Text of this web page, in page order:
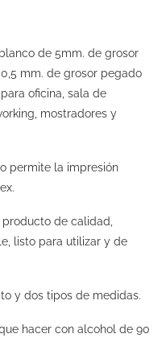
de 5mm. de grosor
mm. de grosor pegado
oficina, sala de
mostradores y
permite la impresión
producto de calidad,
listo para utilizar y de
y dos tipos de medidas.
hacer con alcohol de 90